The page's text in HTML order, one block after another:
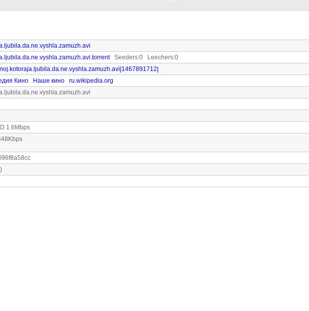
Seeders:0 Leechers:0
Кино Наше кино
ru.wikipedia.org
1.6Mbps